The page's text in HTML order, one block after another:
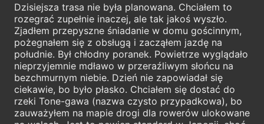
Dzisiejsza trasa nie była planowana. Chciałem to
rozegrać zupełnie inaczej, ale tak jakoś wyszło.
Zjadłem przepyszne śniadanie w domu gościnnym,
pożegnałem się z obsługą i zacząłem jazdę na
południe. Był chłodny poranek. Powietrze wyglądało
nieprzyjemnie mdławo w przeraźliwym słońcu na
bezchmurnym niebie. Dzień nie zapowiadał się
ciekawie, bo było płasko. Chciałem się dostać do
rzeki Tone-gawa (nazwa czysto przypadkowa), bo
zauważyłem na mapie drogi dla rowerów ulokowane